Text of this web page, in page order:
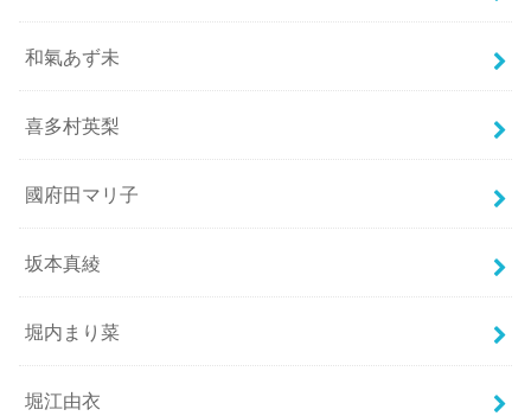
和氣あず未
喜多村英梨
國府田マリ子
坂本真綾
堀内まり菜
堀江由衣